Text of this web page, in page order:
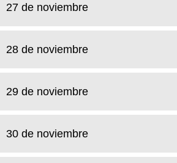
27 de noviembre
28 de noviembre
29 de noviembre
30 de noviembre